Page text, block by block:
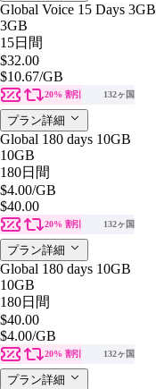
Global Voice 15 Days 3GB
3GB
15日間
$32.00
$10.67/GB
20% 割引 132ヶ国
プラン詳細
Global 180 days 10GB
10GB
180日間
$4.00/GB
$40.00
20% 割引 132ヶ国
プラン詳細
Global 180 days 10GB
10GB
180日間
$40.00
$4.00/GB
20% 割引 132ヶ国
プラン詳細